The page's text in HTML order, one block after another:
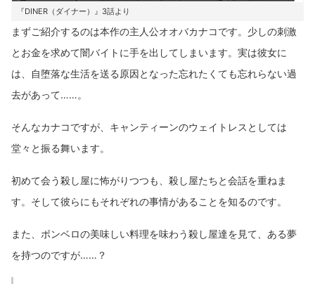
『DINER（ダイナー）』3話より
まずご紹介するのは本作の主人公オオバカナコです。少しの刺激
とお金を求めて闇バイトに手を出してしまいます。実は彼女に
は、自堕落な生活を送る原因となった忘れたくても忘れらない過
去があって……。
そんなカナコですが、キャンティーンのウェイトレスとしては
堂々と振る舞います。
初めて会う殺し屋に怖がりつつも、殺し屋たちと会話を重ねま
す。そして彼らにもそれぞれの事情があることを知るのです。
また、ボンベロの美味しい料理を味わう殺し屋達を見て、ある夢
を持つのですが……？